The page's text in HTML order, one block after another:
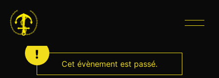
Cet évènement est passé.